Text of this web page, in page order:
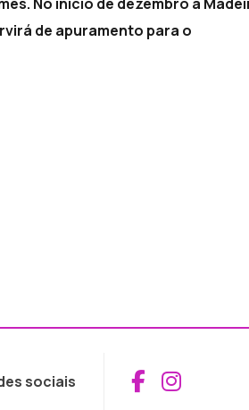
de apuramento para o
sociais Aceder